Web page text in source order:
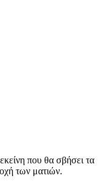
που θα σβήσει τα
των ματιών.